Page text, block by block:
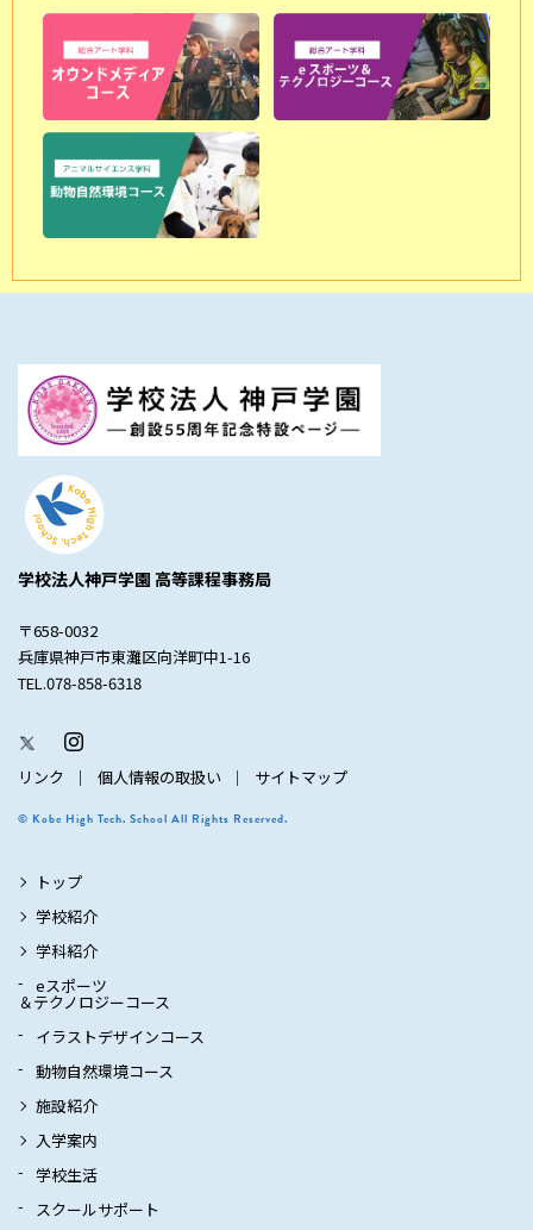
学校法人神戸学園 高等課程事務局
〒658-0032
兵庫県神戸市東灘区向洋町中1-16
TEL.078-858-6318
リンク 個人情報の取扱い サイトマップ
© Kobe High Tech. School All Rights Reserved.
トップ
学校紹介
学科紹介
eスポーツ
＆テクノロジーコース
イラストデザインコース
動物自然環境コース
施設紹介
入学案内
学校生活
スクールサポート